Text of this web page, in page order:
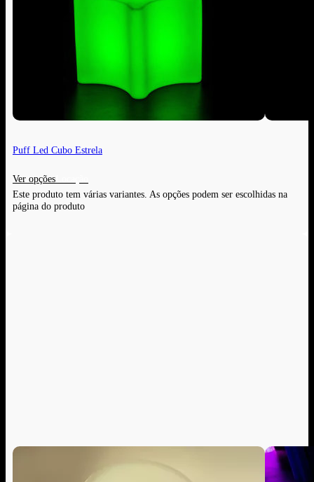
Puff Led Cubo Estrela
Ver opções
Este produto tem várias variantes. As opções podem ser escolhidas na
página do produto